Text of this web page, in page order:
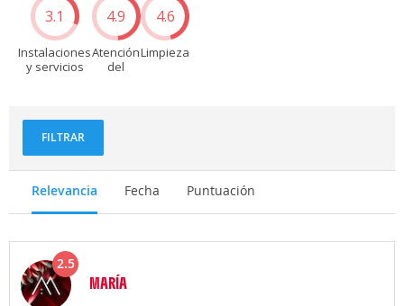
3.1
Instalaciones
y servicios
4.9
Atención
del
4.6
Limpieza
FILTRAR
Relevancia Fecha Puntuación
2.5
MARÍA